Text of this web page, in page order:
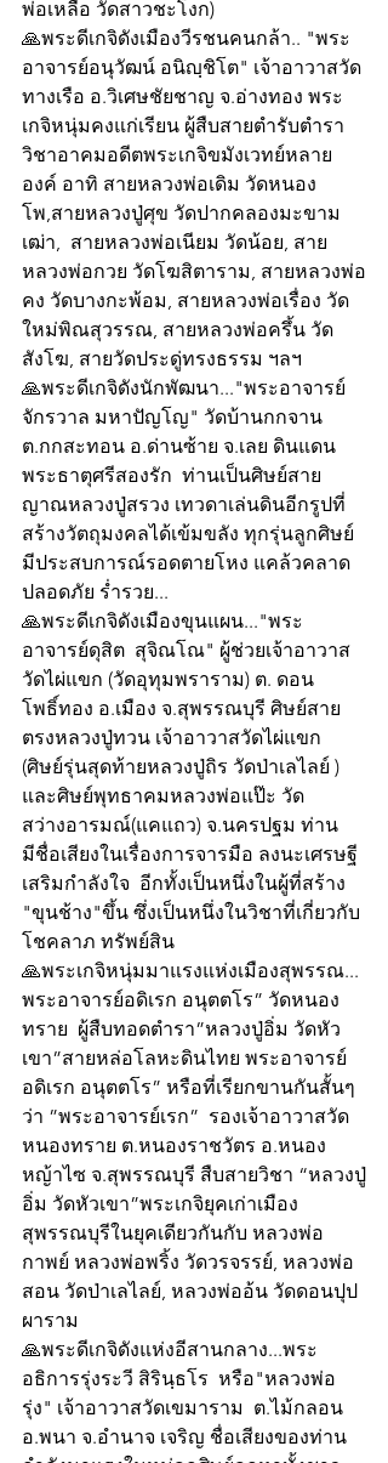
พ่อเหลือ วัดสาวชะโงก)
🙏พระดีเกจิดังเมืองวีรชนคนกล้า.. "พระ
อาจารย์อนุวัฒน์ อนิญฺชิโต" เจ้าอาวาสวัด
ทางเรือ อ.วิเศษชัยชาญ จ.อ่างทอง พระ
เกจิหนุ่มคงแก่เรียน ผู้สืบสายตำรับตำรา
วิชาอาคมอดีตพระเกจิขมังเวทย์หลาย
องค์ อาทิ สายหลวงพ่อเดิม วัดหนอง
โพ,สายหลวงปู่ศุข วัดปากคลองมะขาม
เฒ่า,  สายหลวงพ่อเนียม วัดน้อย, สาย
หลวงพ่อกวย วัดโฆสิตาราม, สายหลวงพ่อ
คง วัดบางกะพ้อม, สายหลวงพ่อเรื่อง วัด
ใหม่พิณสุวรรณ, สายหลวงพ่อครึ้น วัด
สังโฆ, สายวัดประดู่ทรงธรรม ฯลฯ
🙏พระดีเกจิดังนักพัฒนา..."พระอาจารย์
จักรวาล มหาปัญโญ" วัดบ้านกกจาน
ต.กกสะทอน อ.ด่านซ้าย จ.เลย ดินแดน
พระธาตุศรีสองรัก  ท่านเป็นศิษย์สาย
ญาณหลวงปู่สรวง เทวดาเล่นดินอีกรูปที่
สร้างวัตถุมงคลได้เข้มขลัง ทุกรุ่นลูกศิษย์
มีประสบการณ์รอดตายโหง แคล้วคลาด
ปลอดภัย ร่ำรวย...
🙏พระดีเกจิดังเมืองขุนแผน..."พระ
อาจารย์ดุสิต  สุจิณโณ" ผู้ช่วยเจ้าอาวาส
วัดไผ่แขก (วัดอุทุมพราราม) ต. ดอน
โพธิ์ทอง อ.เมือง จ.สุพรรณบุรี ศิษย์สาย
ตรงหลวงปู่ทวน เจ้าอาวาสวัดไผ่แขก
(ศิษย์รุ่นสุดท้ายหลวงปู่ถิร วัดป่าเลไลย์ )
และศิษย์พุทธาคมหลวงพ่อแป๊ะ วัด
สว่างอารมณ์(แคแถว) จ.นครปฐม ท่าน
มีชื่อเสียงในเรื่องการจารมือ ลงนะเศรษฐี
เสริมกำลังใจ  อีกทั้งเป็นหนึ่งในผู้ที่สร้าง
"ขุนช้าง"ขึ้น ซึ่งเป็นหนึ่งในวิชาที่เกี่ยวกับ
โชคลาภ ทรัพย์สิน
🙏พระเกจิหนุ่มมาแรงแห่งเมืองสุพรรณ...
พระอาจารย์อดิเรก อนุตตโร” วัดหนอง
ทราย  ผู้สืบทอดตำรา”หลวงปู่อิ่ม วัดหัว
เขา”สายหล่อโลหะดินไทย พระอาจารย์
อดิเรก อนุตตโร” หรือที่เรียกขานกันสั้นๆ
ว่า ”พระอาจารย์เรก”  รองเจ้าอาวาสวัด
หนองทราย ต.หนองราชวัตร อ.หนอง
หญ้าไซ จ.สุพรรณบุรี สืบสายวิชา “หลวงปู่
อิ่ม วัดหัวเขา”พระเกจิยุคเก่าเมือง
สุพรรณบุรีในยุคเดียวกันกับ หลวงพ่อ
กาพย์ หลวงพ่อพริ้ง วัดวรจรรย์, หลวงพ่อ
สอน วัดป่าเลไลย์, หลวงพ่ออ้น วัดดอนปุป
ผาราม
🙏พระดีเกจิดังแห่งอีสานกลาง...พระ
อธิการรุ่งระวี สิรินฺธโร  หรือ"หลวงพ่อ
รุ่ง" เจ้าอาวาสวัดเขมาราม  ต.ไม้กลอน
อ.พนา จ.อำนาจ เจริญ ชื่อเสียงของท่าน